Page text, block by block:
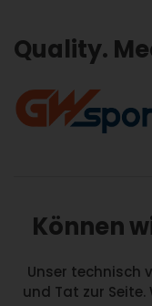
Quality.
Können
Unser technisch
und Tat zur